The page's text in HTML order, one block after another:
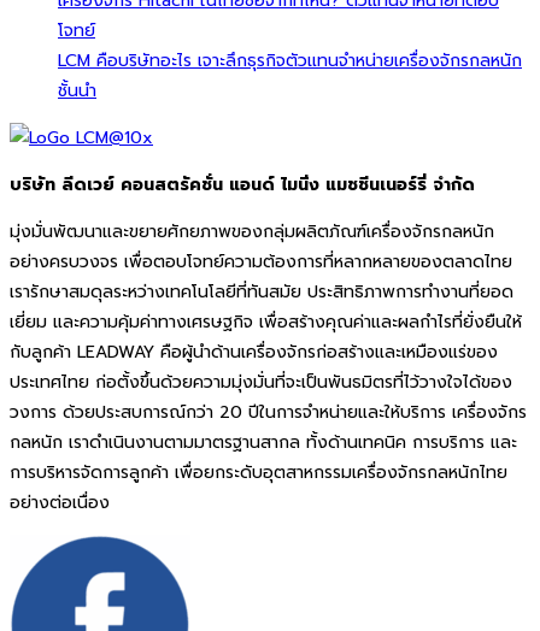
โจทย์
LCM คือบริษัทอะไร เจาะลึกธุรกิจตัวแทนจำหน่ายเครื่องจักรกลหนัก
ชั้นนำ
บริษัท ลีดเวย์ คอนสตรัคชั่น แอนด์ ไมนิ่ง แมชชีนเนอร์รี่ จำกัด
มุ่งมั่นพัฒนาและขยายศักยภาพของกลุ่มผลิตภัณฑ์เครื่องจักรกลหนัก
อย่างครบวงจร เพื่อตอบโจทย์ความต้องการที่หลากหลายของตลาดไทย
เรารักษาสมดุลระหว่างเทคโนโลยีที่ทันสมัย ประสิทธิภาพการทำงานที่ยอด
เยี่ยม และความคุ้มค่าทางเศรษฐกิจ เพื่อสร้างคุณค่าและผลกำไรที่ยั่งยืนให้
กับลูกค้า LEADWAY คือผู้นำด้านเครื่องจักรก่อสร้างและเหมืองแร่ของ
ประเทศไทย ก่อตั้งขึ้นด้วยความมุ่งมั่นที่จะเป็นพันธมิตรที่ไว้วางใจได้ของ
วงการ ด้วยประสบการณ์กว่า 20 ปีในการจำหน่ายและให้บริการ เครื่องจักร
กลหนัก เราดำเนินงานตามมาตรฐานสากล ทั้งด้านเทคนิค การบริการ และ
การบริหารจัดการลูกค้า เพื่อยกระดับอุตสาหกรรมเครื่องจักรกลหนักไทย
อย่างต่อเนื่อง